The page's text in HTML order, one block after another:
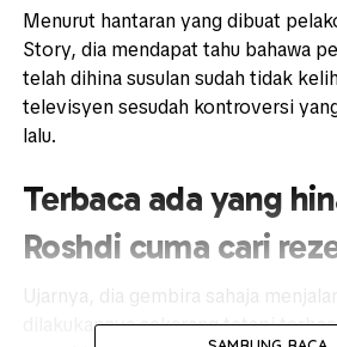
Menurut hantaran yang dibuat
Story, dia mendapat tahu bahawa
telah dihina susulan sudah tidak
televisyen sesudah kontroversi
lalu.
Terbaca ada yang
Roshdi cuma cari
Ujarnya, dia gembira sahaja
dilakukannya sekarang tetapi